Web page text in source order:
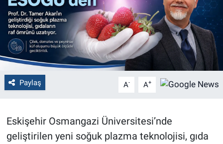
Paylaş A- A+
Eskişehir Osmangazi Üniversitesi’nde
geliştirilen yeni soğuk plazma teknolojisi, gıda
Genel
Çevre
Yerel
Magazin